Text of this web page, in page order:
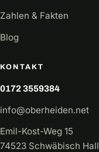
Zahlen & Fakten
Blog
KONTAKT
0172 3559384
info@oberheiden.net
Emil-Kost-Weg 15
74523 Schwäbisch Hall